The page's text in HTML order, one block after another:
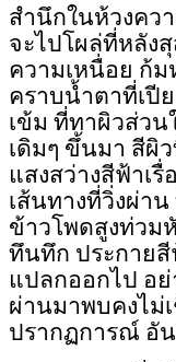
สำนึกในห้วงค
จะไปโผล่ที่หลัง
ความเหนื่อย ก้
คราบน้ำตาที่เปี
เข้ม ที่ทาผิวส่ว
เดิมๆ ขึ้นมา สีผิ
แสงสว่างสีฟ้าเ
เส้นทางที่วิ่งผ่า
ข้าวโพดสูงท่วม
ทึนทึก ประกายสี
แปลกออกไป อ
ผ่านมาพบคงไม่
ปรากฏการณ์ อั